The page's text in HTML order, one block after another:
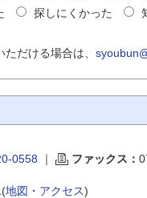
探しにくかった
だける場合は、
0558 ｜ ファックス：
地図・アクセス)